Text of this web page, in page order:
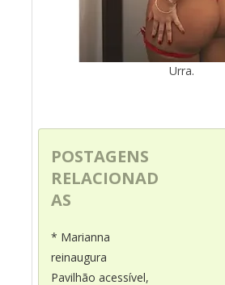
Urra.
POSTAGENS
RELACIONAD
AS
* Marianna
reinaugura
Pavilhão acessível,